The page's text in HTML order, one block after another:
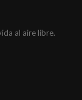
al aire libre.